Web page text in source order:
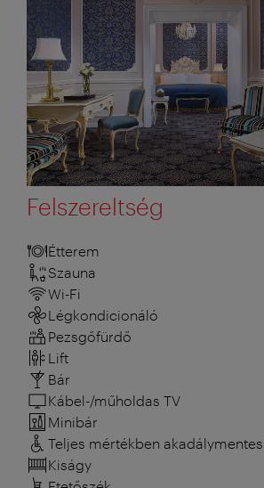
Felszereltség
Étterem
Szauna
Wi-Fi
Légkondicionáló
Pezsgőfürdő
Lift
Bár
Kábel-/műholdas TV
Minibár
Teljes mértékben
Kiságy